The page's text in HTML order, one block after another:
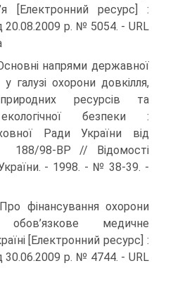
[Електронний ресурс] :
20.08.2009 р. № 5054. - URL
напрями державної
у галузі охорони довкілля,
ресурсів та
безпеки :
Ради України від
188/98-ВР // Відомості
- 1998. - № 38-39. -
охорони
медич­не
[Електронний ресурс] :
30.06.2009 р. № 4744. - URL